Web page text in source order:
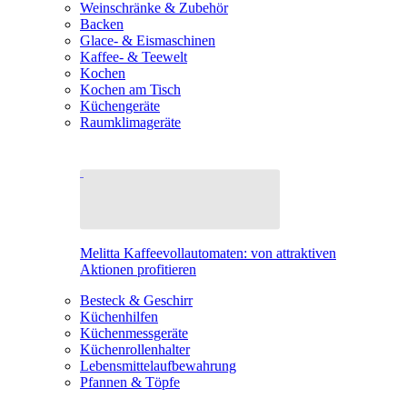
Weinschränke & Zubehör
Backen
Glace- & Eismaschinen
Kaffee- & Teewelt
Kochen
Kochen am Tisch
Küchengeräte
Raumklimageräte
Melitta Kaffeevollautomaten: von attraktiven
Aktionen profitieren
Besteck & Geschirr
Küchenhilfen
Küchenmessgeräte
Küchenrollenhalter
Lebensmittelaufbewahrung
Pfannen & Töpfe